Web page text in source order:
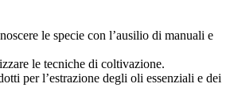
le specie con l’ausilio di manuali e
le tecniche di coltivazione.
per l’estrazione degli oli essenziali e dei